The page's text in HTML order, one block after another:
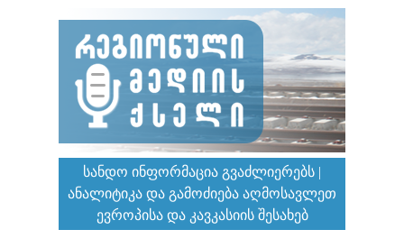
ᲡᲐᲜᲓᲝ ᲘᲜᲤᲝᲠᲛᲐᲪᲘᲐ ᲒᲕᲐᲫᲚᲘᲔᲠᲔᲑᲡ |
ᲐᲜᲐᲚᲘᲢᲘᲙᲐ ᲓᲐ ᲒᲐᲛᲝᲫᲘᲔᲑᲐ ᲐᲦᲛᲝᲡᲐᲕᲚᲔᲗ
ᲔᲕᲠᲝᲞᲘᲡᲐ ᲓᲐ ᲙᲐᲕᲙᲐᲡᲘᲘᲡ ᲨᲔᲡᲐᲮᲔᲑ